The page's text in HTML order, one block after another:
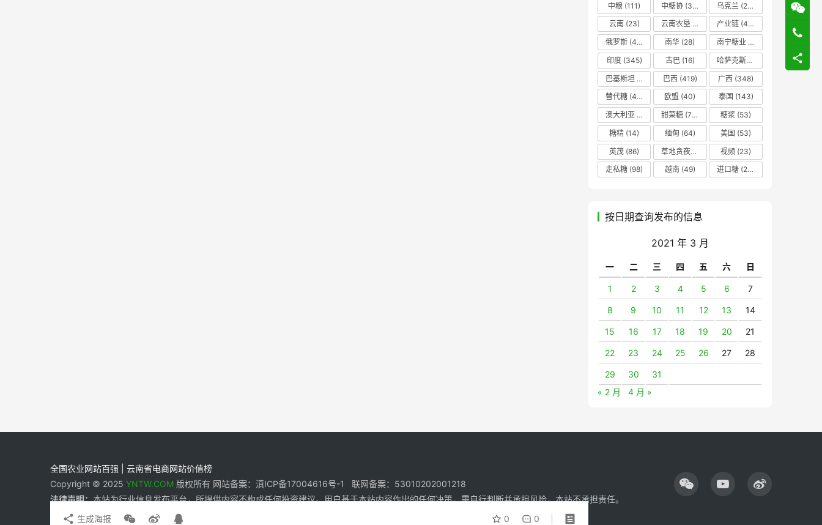
0 0
生成海报
中粮 (111) 中糖协 (37) 乌克兰 (20)
云南(23) 云南农垦 产业链 (42)
俄罗斯 (43) 南华 (28) 南宁糖业
印度(345) 古巴(16) 哈萨克斯坦
巴基斯坦
巴西(419) 广西 (348)
替代糖 (48) 欧盟 (40) 泰国 (143)
澳大利亚
甜菜糖 (70) 糖浆 (53)
糖精 (14) 缅甸 (64) 美国 (53)
英茂 (86) 草地贪夜蛾 视频 (23)
走私糖 (98) 越南(49) 进口糖 (236)
按日期查询发布的信息
2021 年 3 月
一 二 三 四 五 六 日
1 2 3 4 5 6 7
8 9 10 11 12 13 14
15 16 17 18 19 20 21
22 23 24 25 26 27 28
29 30
31
« 2 月
4 月 »
全国农业网站百强 | 云南省电商网站价值榜
Copyright © 2025 YNTW.COM 版权所有 网站备案：滇ICP备17004616号-1 联网备案：53010202001218
法律声明：本站为行业信息发布平台，所提供内容不构成任何投资建议。用户基于本站内容作出的任何决策，需自行判断并承担风险，本站不承担责任。